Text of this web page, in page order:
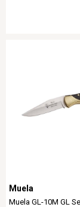
Muela
Muela GL-10M GL